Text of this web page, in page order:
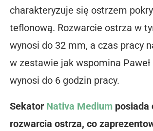
charakteryzuje się ostrzem
teflonową. Rozwarcie ostrza w
wynosi do 32 mm, a czas pracy
w zestawie jak wspomina Paweł
wynosi do 6 godzin pracy.
Sekator Nativa Medium posiada
rozwarcia ostrza, co